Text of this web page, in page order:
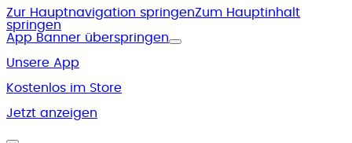
Zur Hauptnavigation springenZum Hauptinhalt
springen
App Banner überspringen
Unsere App
Kostenlos im Store
Jetzt anzeigen